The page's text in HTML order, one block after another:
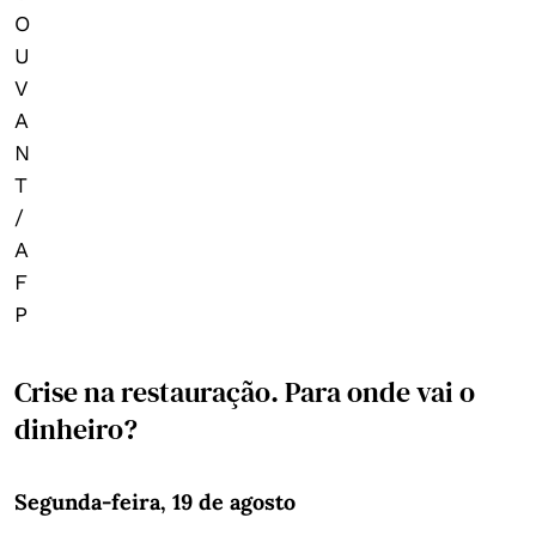
O
U
V
A
N
T
/
A
F
P
Crise na restauração. Para onde vai o
dinheiro?
Segunda-feira, 19 de agosto